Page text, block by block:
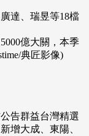
億大關，本季
典匠影像)
告群益台灣精選
增大成、東陽、